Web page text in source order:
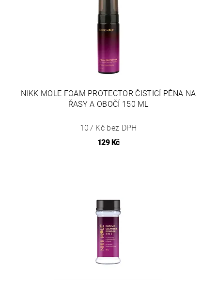
NIKK MOLE FOAM PROTECTOR ČISTICÍ PĚNA NA
ŘASY A OBOČÍ 150 ML
107 Kč bez DPH
129 Kč